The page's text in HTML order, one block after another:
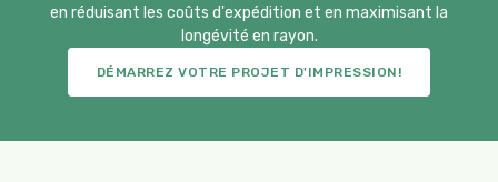
en réduisant les coûts d'expédition et en maximisant la
longévité en rayon.
DÉMARREZ VOTRE PROJET D'IMPRESSION!